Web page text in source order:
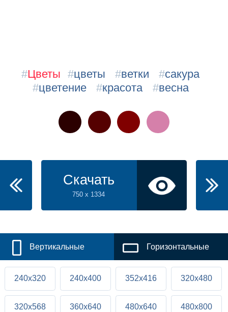
#Цветы #цветы #ветки #сакура
#цветение #красота #весна
Скачать
750 x 1334
Вертикальные Горизонтальные
240x320 240x400 352x416 320x480
320x568 360x640 480x640 480x800